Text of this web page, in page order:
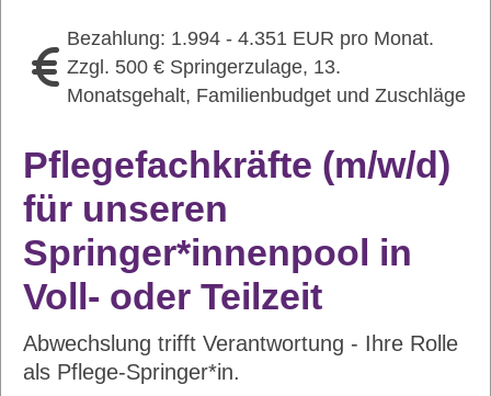
Bezahlung: 1.994 - 4.351 EUR pro Monat.
Zzgl. 500 € Springerzulage, 13.
Monatsgehalt, Familienbudget und Zuschläge
Pflegefachkräfte (m/w/d)
für unseren
Springer*innenpool in
Voll- oder Teilzeit
Abwechslung trifft Verantwortung - Ihre Rolle
als Pflege-Springer*in.